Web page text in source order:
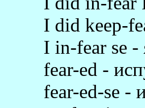
I did keep-
I in-fear se -
fear-ed -
fear-ed-se -